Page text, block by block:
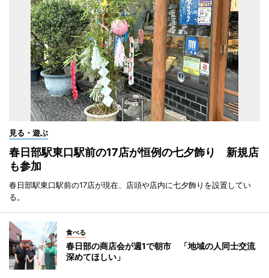
見る・遊ぶ
春日部駅東口駅前の17店が恒例の七夕飾り 新規店
も参加
春日部駅東口駅前の17店が現在、店頭や店内に七夕飾りを設置してい
る。
食べる
春日部の商店会が週1で朝市 「地域の人同士交流
深めてほしい」